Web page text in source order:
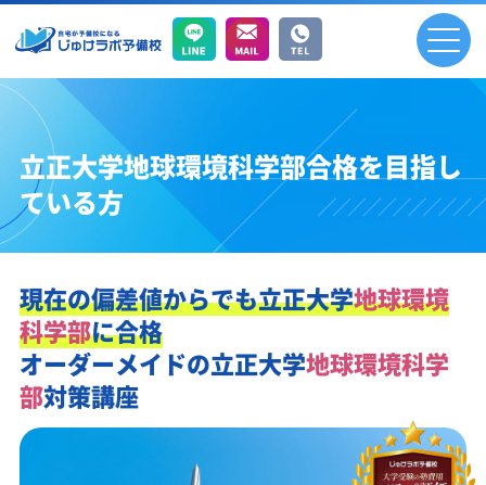
立正大学地球環境科学部合格を目指し
ている方
現在の偏差値からでも立正大学地球環境
科学部に合格
オーダーメイドの立正大学地球環境科学
部対策講座